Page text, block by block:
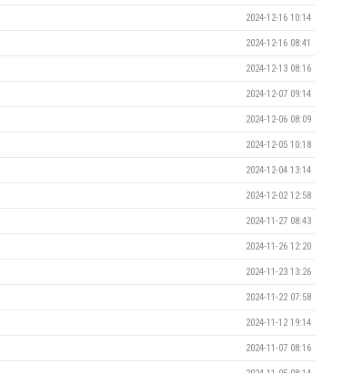
2024-12-16 10:14
2024-12-16 08:41
2024-12-13 08:16
2024-12-07 09:14
2024-12-06 08:09
2024-12-05 10:18
2024-12-04 13:14
2024-12-02 12:58
2024-11-27 08:43
2024-11-26 12:20
2024-11-23 13:26
2024-11-22 07:58
2024-11-12 19:14
2024-11-07 08:16